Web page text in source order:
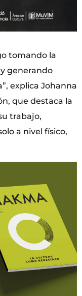
tomando la
generando
explica Johanna
que destaca la
trabajo,
a nivel físico,